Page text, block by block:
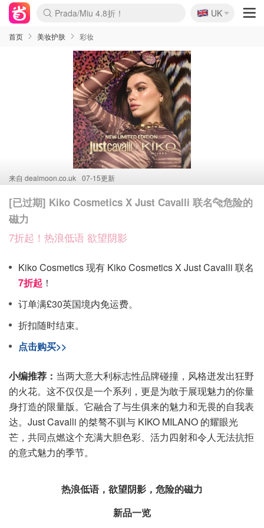
麦卢卡蜂蜜夏促！个位数！
Prada/Miu 4.8折！
啥？必胜客披萨5折！
🇬🇧
UK
首页 美妆护肤 彩妆
来自 dealmoon.co.uk 07-15更新
[已过期] Kiko Cosmetics X Just Cavalli 联名🐆危险的
磁力
7折起！热浪低语 欲望阴影
Kiko Cosmetics 现有 Kiko Cosmetics X Just Cavalli 联名
7折起 ！
订单满£30英国境内免运费。
折扣随时结束。
点击购买>>
小编推荐： 当两大意大利标志性品牌碰撞，风格迸发出狂野
的火花。这不仅仅是一个系列，更是为敢于展现魅力的你量
身打造的限量版。它融合了与生俱来的魅力和无畏的自我表
达。Just Cavalli 的桀骜不驯与 KIKO MILANO 的耀眼光
芒，共同点燃这个充满大胆色彩、活力四射和令人无法抗拒
的意式魅力的季节。
热浪低语，欲望阴影，危险的磁力
新品一览